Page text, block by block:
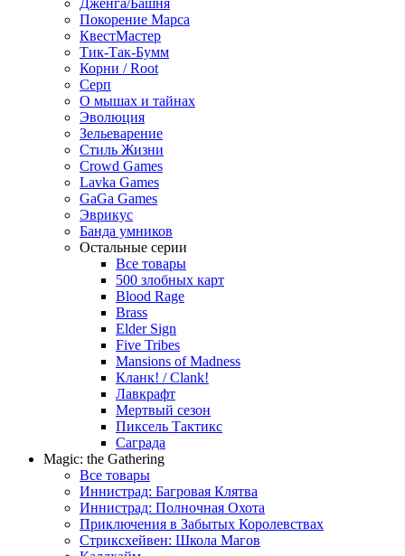
Дженга/Башня
Покорение Марса
КвестМастер
Тик-Так-Бумм
Корни / Root
Серп
О мышах и тайнах
Эволюция
Зельеварение
Стиль Жизни
Crowd Games
Lavka Games
GaGa Games
Эврикус
Банда умников
Остальные серии
Все товары
500 злобных карт
Blood Rage
Brass
Elder Sign
Five Tribes
Mansions of Madness
Кланк! / Clank!
Лавкрафт
Мертвый сезон
Пиксель Тактикс
Саграда
Magic: the Gathering
Все товары
Иннистрад: Багровая Клятва
Иннистрад: Полночная Охота
Приключения в Забытых Королевствах
Стриксхейвен: Школа Магов